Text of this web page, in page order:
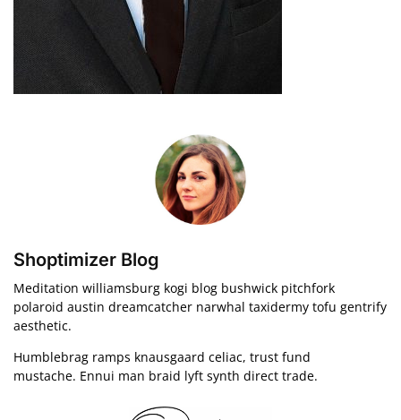
Shoptimizer Blog
Meditation williamsburg kogi blog bushwick pitchfork
polaroid austin dreamcatcher narwhal taxidermy tofu gentrify
aesthetic.
Humblebrag ramps knausgaard celiac, trust fund
mustache. Ennui man braid lyft synth direct trade.